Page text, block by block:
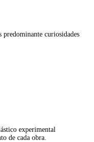
curiosidades
experimental
de cada obra.